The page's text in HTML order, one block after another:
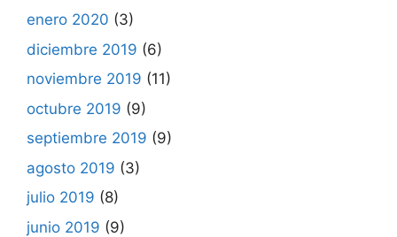
enero 2020 (3)
diciembre 2019 (6)
noviembre 2019 (11)
octubre 2019 (9)
septiembre 2019 (9)
agosto 2019 (3)
julio 2019 (8)
junio 2019 (9)